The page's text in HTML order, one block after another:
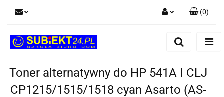
Dodaj zgłoszenie
(0)
Toner alternatywny do HP 541A I CLJ
CP1215/1515/1518 cyan Asarto (AS-